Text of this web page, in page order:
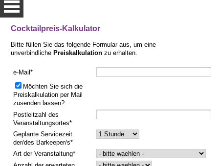
Cocktailpreis-Kalkulator
Bitte füllen Sie das folgende Formular aus, um eine
unverbindliche Preiskalkulation zu erhalten.
e-Mail*
Möchten Sie sich die
Preiskalkulation per Mail
zusenden lassen?
Postleitzahl des
Veranstaltungsortes*
Geplante Servicezeit
der/des Barkeeper/s*
Art der Veranstaltung*